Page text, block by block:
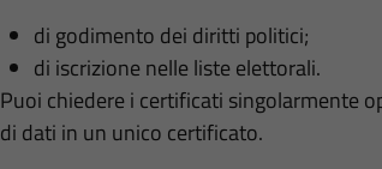
di godimento dei diritti politici;
di iscrizione nelle liste elettorali.
Puoi chiedere i certificati singolarmente
di dati in un unico certificato.